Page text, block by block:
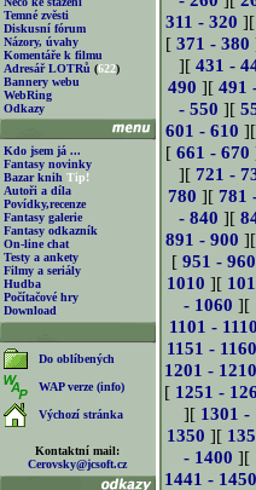
Temné zvěsti
Diskusní fórum
Názory, úvahy
Komentáře k filmu
Adresář LOTRů (622)
Bannery webu
WebRing
Odkazy
Kdo jsem já ...
Fantasy novinky
Bazar knih Tip!
Autoři a díla
Povídky,recenze
Fantasy galerie
Fantasy odkazník
On-line chat
Testy a ankety
Filmy a seriály
Hudba
Počítačové hry
Download
Do oblíbených
WAP verze (info)
Výchozí stránka
Kontaktní mail:
Cerovsky@jcsoft.cz
311 - 320 ][
[ 371 - 380
][ 431 -
490 ][ 491
- 550 ][
601 - 610 ][
[ 661 - 670
][ 721 -
780 ][ 781
- 840 ][
891 - 900 ][
[951 - 960
1010 ][
- 1060 ][
1101 - 1110
1151 - 1160
1201 - 1210
[ 1251 -
][ 1301 -
1350 ][
- 1400 ][
1441 - 1450